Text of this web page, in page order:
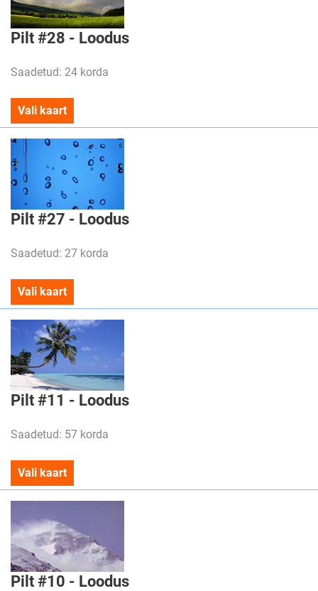
Pilt #28 - Loodus
Saadetud: 24 korda
Vali kaart
Pilt #27 - Loodus
Saadetud: 27 korda
Vali kaart
Pilt #11 - Loodus
Saadetud: 57 korda
Vali kaart
Pilt #10 - Loodus